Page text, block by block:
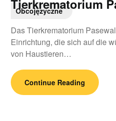
Obcojęzyczne
Tierkrematorium
Das Tierkrematorium
Einrichtung, die sich auf die
von Haustieren…
Continue Reading